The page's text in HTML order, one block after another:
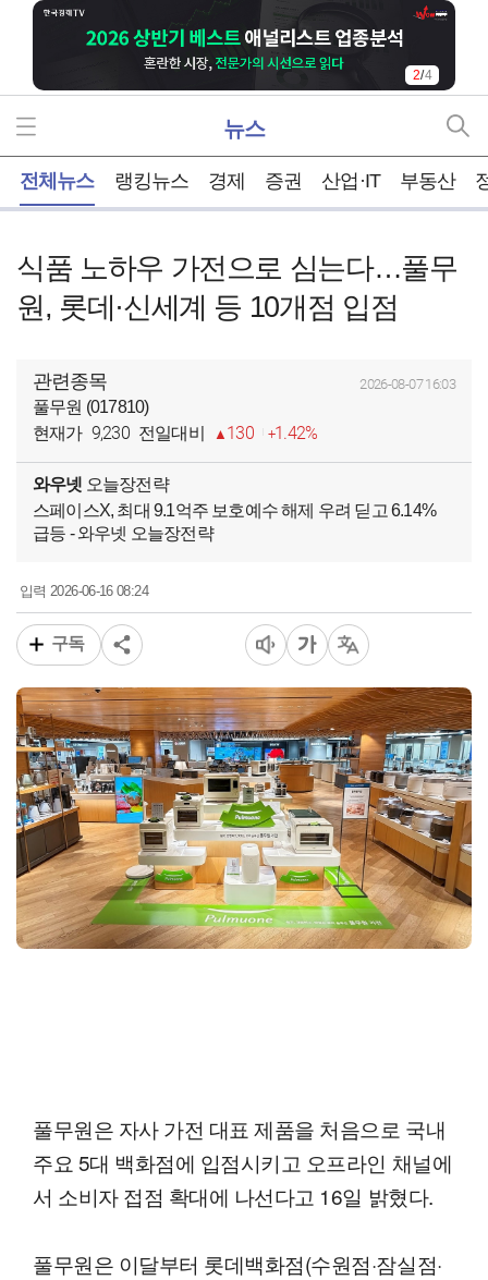
2/4
뉴스
전체뉴스 랭킹뉴스 경제 증권 산업·IT 부동산
식품 노하우 가전으로 심는다…풀무
원, 롯데·신세계 등 10개점 입점
관련종목 2026-08-07 16:03
풀무원 (017810)
현재가 9,230 전일대비 130 1.42%
와우넷 오늘장전략
스페이스X, 최대 9.1억주 보호예수 해제 우려 딛고 6.14%
급등 - 와우넷 오늘장전략
입력 2026-06-16 08:24
구독
풀무원은 자사 가전 대표 제품을 처음으로 국내
주요 5대 백화점에 입점시키고 오프라인 채널에
서 소비자 접점 확대에 나선다고 16일 밝혔다.
풀무원은 이달부터 롯데백화점(수원점·잠실점·